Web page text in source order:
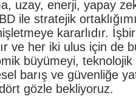
uzay, enerji, yapay
ile stratejik
kararlıdır.
ve her iki ulus için de
büyümeyi, teknolojik
barış ve güvenliğe
gözle bekliyoruz.